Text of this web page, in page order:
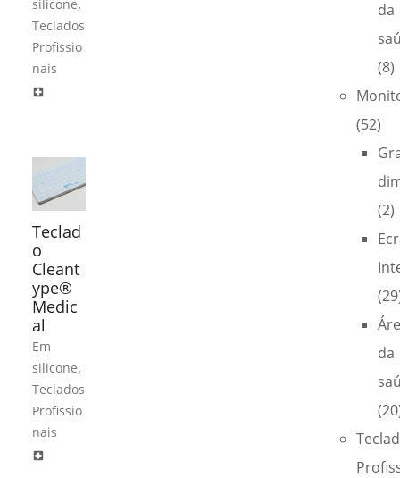
silicone
Teclados
Profissio
nais
local_hospital
Teclad
o
Cleant
ype®
Medic
al
Em
silicone,
Teclados
Profissio
nais
local_hospital
da
(8)
(52)
(2)
da